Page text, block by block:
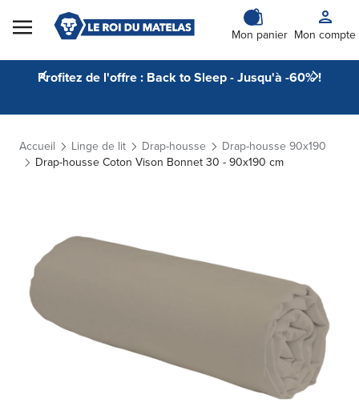
Skip to Content
Mon panier Mon compte
Profitez de l'offre : Back to Sleep - Jusqu'à -60% !
Accueil Linge de lit Drap-housse
Drap-housse 90x190
Drap-housse Coton Vison Bonnet 30 - 90x190 cm